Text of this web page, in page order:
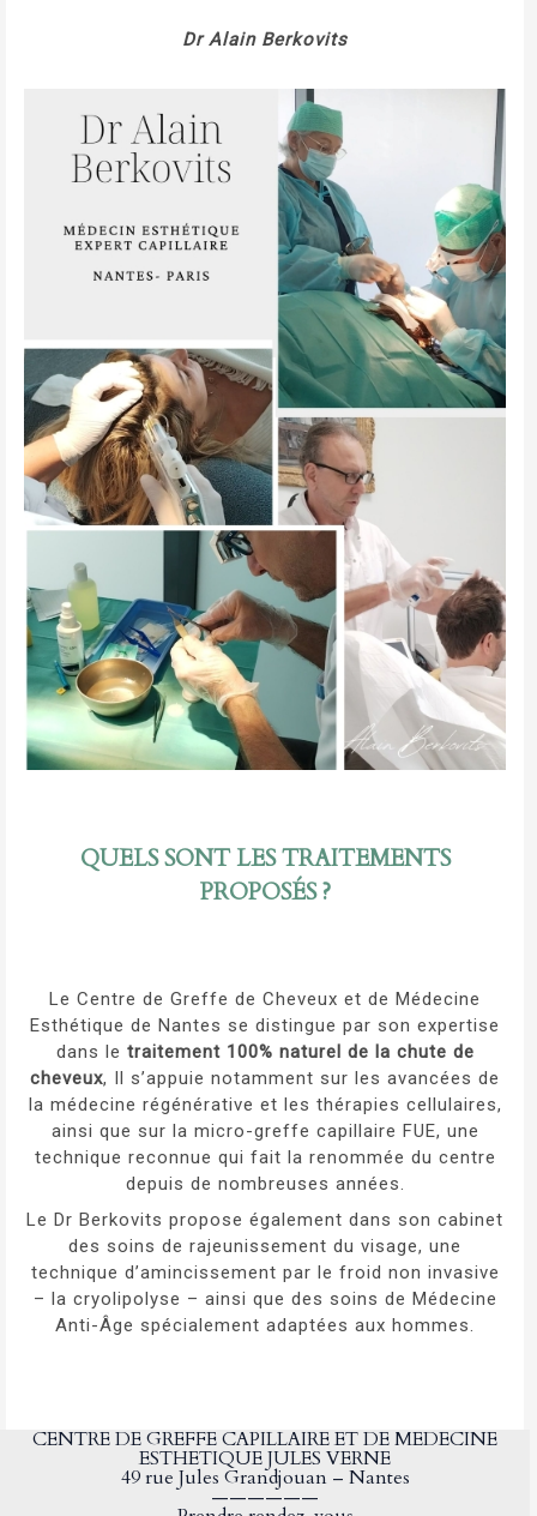
Dr Alain Berkovits
QUELS SONT LES TRAITEMENTS
PROPOSÉS ?
Le Centre de Greffe de Cheveux et de Médecine
Esthétique de Nantes se distingue par son expertise
dans le traitement 100% naturel de la chute de
cheveux, Il s’appuie notamment sur les avancées de
la médecine régénérative et les thérapies cellulaires,
ainsi que sur la micro-greffe capillaire FUE, une
technique reconnue qui fait la renommée du centre
depuis de nombreuses années.
Le Dr Berkovits propose également dans son cabinet
des soins de rajeunissement du visage, une
technique d’amincissement par le froid non invasive
– la cryolipolyse – ainsi que des soins de Médecine
Anti-Âge spécialement adaptées aux hommes.
CENTRE DE GREFFE CAPILLAIRE ET DE MEDECINE
ESTHETIQUE JULES VERNE
49 rue Jules Grandjouan – Nantes
——————